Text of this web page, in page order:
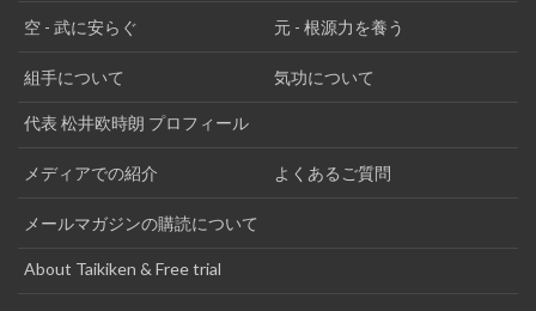
空 - 武に安らぐ 元 - 根源力を養う
組手について 気功について
代表 松井欧時朗 プロフィール
メディアでの紹介 よくあるご質問
メールマガジンの購読について
About Taikiken & Free trial